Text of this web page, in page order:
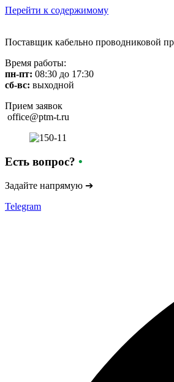
Перейти к содержимому
Поставщик кабельно проводниковой
Время работы:
пн-пт: 08:30 до 17:30
сб-вс: выходной
Прием заявок
office@ptm-t.ru
Есть вопрос? •
Задайте напрямую ➔
Telegram